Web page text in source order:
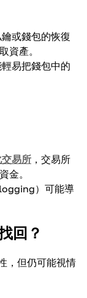
或錢包的恢復
資產。
易把錢包中的
易所 ，交易所
金。
）可能導
回？
，但仍可能視情